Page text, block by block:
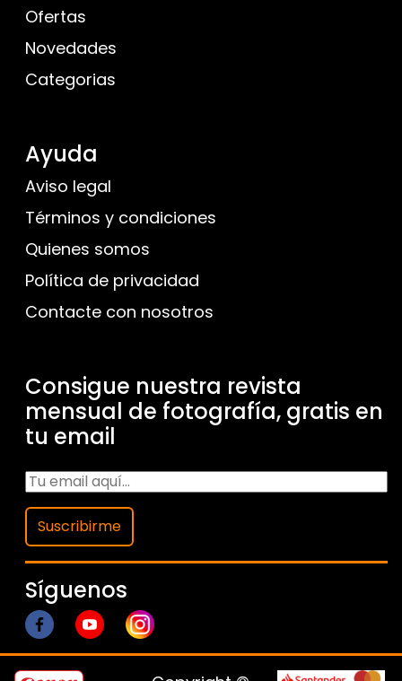
Ofertas
Novedades
Categorias
Ayuda
Aviso legal
Términos y condiciones
Quienes somos
Política de privacidad
Contacte con nosotros
Consigue nuestra revista
mensual de fotografía, gratis en
tu email
Suscribirme
Síguenos